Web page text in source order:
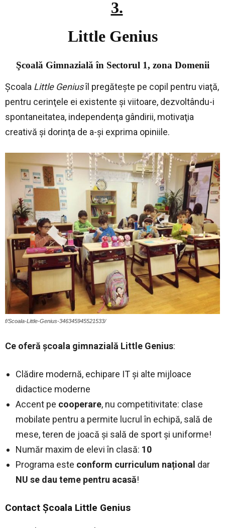
3.
Little Genius
Şcoală Gimnazială în Sectorul 1, zona Domenii
Şcoala Little Geniusîl pregăteşte pe copil pentru viaţă,
pentru cerinţele ei existente şi viitoare, dezvoltându-i
spontaneitatea, independenţa gândirii, motivaţia
creativă şi dorinţa de a-şi exprima opiniile.
f/Scoala-Little-Genius-346345945521533/
Ce oferă şcoala gimnazială Little Genius:
Clădire modernă, echipare IT şi alte mijloace
didactice moderne
Accent pe cooperare, nu competitivitate: clase
mobilate pentru a permite lucrul în echipă, sală de
mese, teren de joacă şi sală de sport şi uniforme!
Număr maxim de elevi în clasă: 10
Programa este conform curriculum național dar
NU se dau teme pentru acasă!
Contact Şcoala Little Genius